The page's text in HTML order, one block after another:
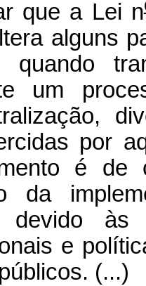
que a Lei n
alguns
quando
um
por
é de
da
devido às
e
(...)